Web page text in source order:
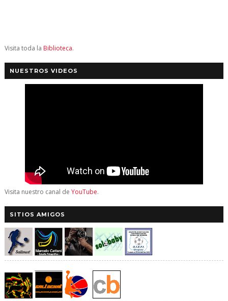
Visita toda la Biblioteca.
NUESTROS VIDEOS
Visita nuestro canal de YouTube.
SITIOS AMIGOS